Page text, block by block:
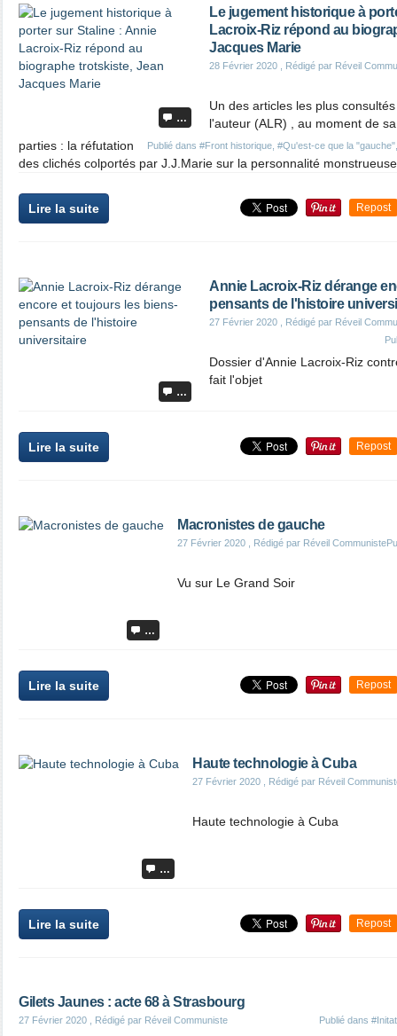
…
Le jugement historique à
Lacroix-Riz répond au
Jacques Marie
28 Février 2020 , Rédigé par Réveil
Publié dans #Front historique #Qu'est-ce que la "gauche"
Un des articles les plus
l'auteur (ALR) , au moment de
parties : la réfutation
des clichés colportés par J.J.Marie sur la personnalité
Lire la suite Repost
…
Annie Lacroix-Riz dérange
pensants de l'histoire
27 Février 2020 , Rédigé par Réveil
Dossier d'Annie Lacroix-Riz
fait l'objet
Lire la suite Repost
…
Macronistes de gauche
27 Février 2020 , Rédigé par Réveil Communiste
Vu sur Le Grand Soir
Lire la suite Repost
…
Haute technologie à Cuba
27 Février 2020 , Rédigé par Réveil
Haute technologie à Cuba
Lire la suite Repost
Gilets Jaunes : acte 68 à Strasbourg
27 Février 2020 , Rédigé par Réveil Communiste Publié dans